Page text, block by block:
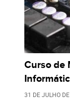
Curso de
31 DE JULHO